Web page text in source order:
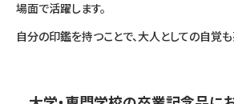
場面で活躍します。
自分の印鑑を持つことで、大人としての自覚も